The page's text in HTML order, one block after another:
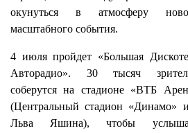
окунуться в атмосферу
масштабного события.
4 июля пройдет «Большая
Авторадио». 30 тысяч
соберутся на стадионе «ВТБ
(Центральный стадион «Динамо»
Льва Яшина), чтобы